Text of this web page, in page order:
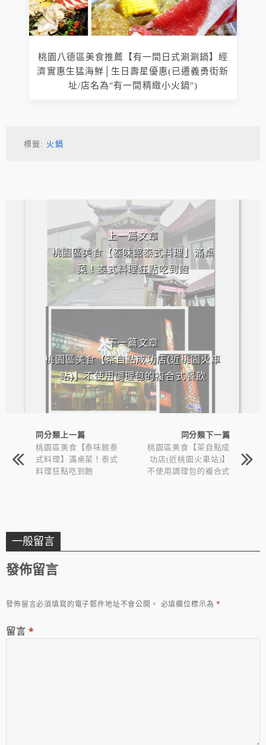
桃園八德區美食推薦【有一間日式涮涮鍋】經
濟實惠生猛海鮮│生日壽星優惠(已遷義勇街新
址/店名為"有一間精緻小火鍋")
標籤: 火鍋
上一篇文章
桃園區美食【泰味館泰式料理】滿桌
菜！泰式料理狂點吃到飽
下一篇文章
桃園區美食【茶自點成功店(近桃園火車
站)】不使用調理包的複合式餐飲
同分類上一篇
桃園區美食【泰味館泰
式料理】滿桌菜！泰式
料理狂點吃到飽
同分類下一篇
桃園區美食【茶自點成
功店(近桃園火車站)】
不使用調理包的複合式
一般留言
發佈留言
發佈留言必須填寫的電子郵件地址不會公開。 必填欄位標示為*
留言 *